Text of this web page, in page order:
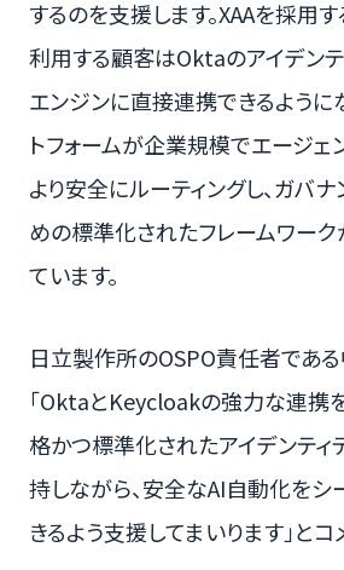
するのを支援します。XAAを採用す
利用する顧客はOktaのアイデンテ
エンジンに直接連携できるように
トフォームが企業規模でエージェ
より安全にルーティングし、ガバ
めの標準化されたフレームワー
ています。
日立製作所のOSPO責任者である
「OktaとKeycloakの強力な連携
格かつ標準化されたアイデンティ
持しながら、安全なAI自動化をシ
きるよう支援してまいります」とコ